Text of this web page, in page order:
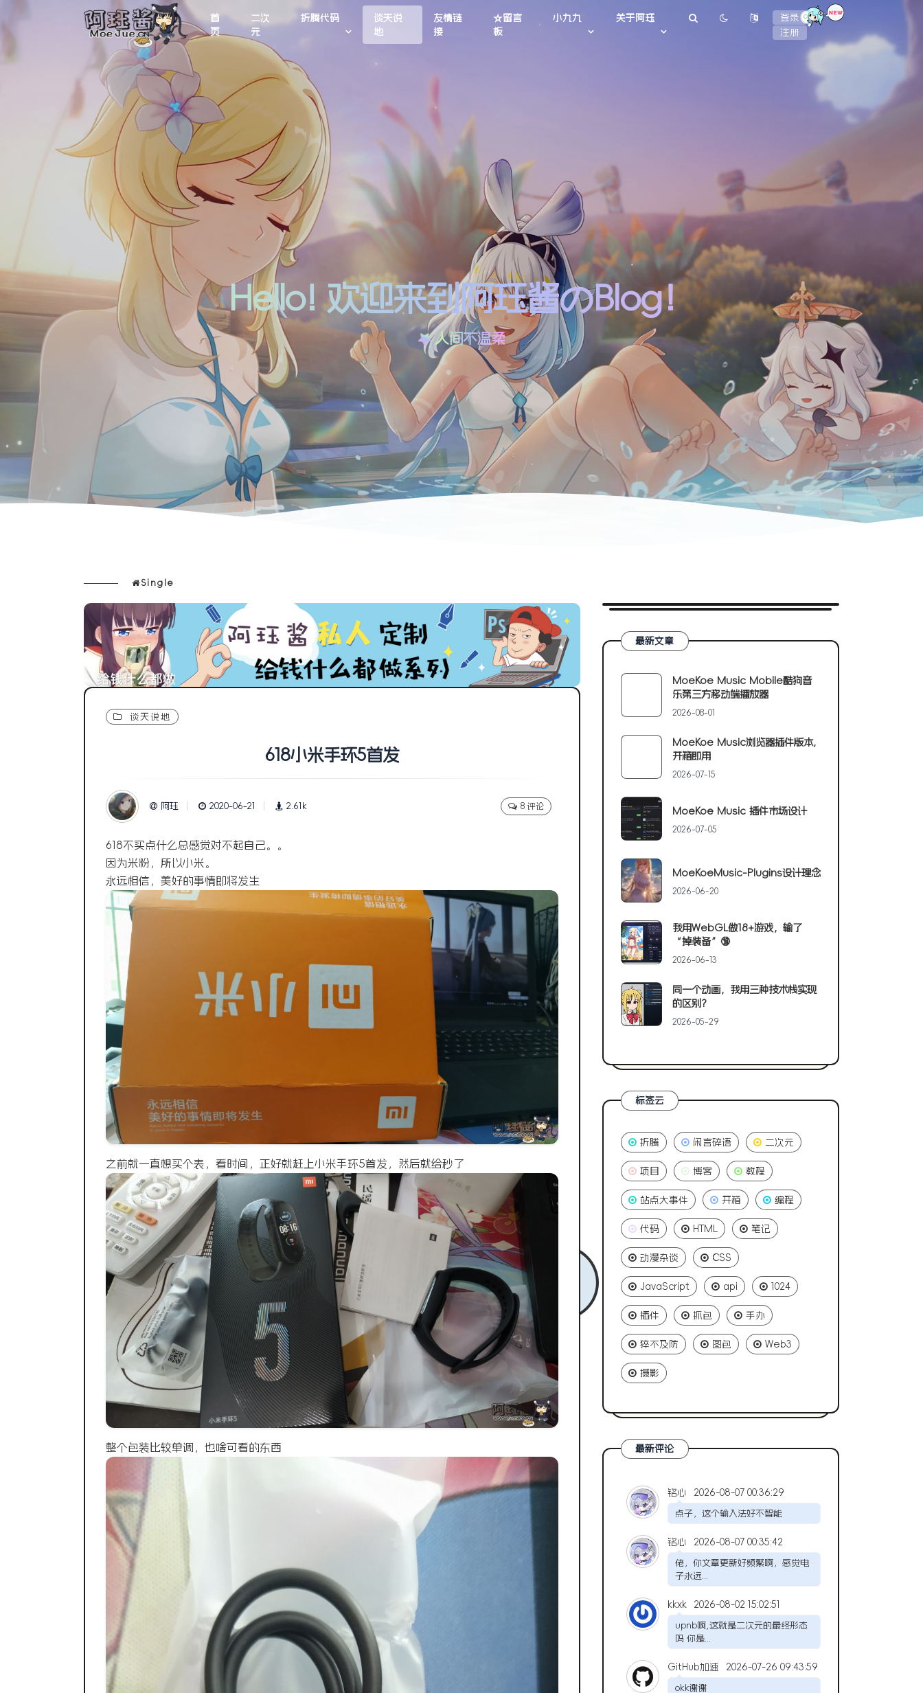
首
页
二次
元
折腾代码
谈天说
地
友情链
接
☆留言
板
小九九 关于阿珏 登录 or
注册
Hello! 欢迎来到阿珏酱のBlog！
人间不温柔
Single
谈天说地
618小米手环5首发
阿珏 2020-06-21 2.61k 8 评论
618不买点什么总感觉对不起自己。。
因为米粉，所以小米。
永远相信，美好的事情即将发生
之前就一直想买个表，看时间，正好就赶上小米手环5首发，然后就给秒了
整个包装比较单调，也啥可看的东西
最新文章
MoeKoe Music Mobile酷狗音
乐第三方移动端播放器
2026-08-01
MoeKoe Music浏览器插件版本,
开箱即用
2026-07-15
MoeKoe Music 插件市场设计
2026-07-05
MoeKoeMusic-Plugins设计理念
2026-06-20
我用WebGL做18+游戏，输了
“掉装备”🔞
2026-06-13
同一个动画，我用三种技术栈实现
的区别?
2026-05-29
标签云
折腾 闲言碎语 二次元
项目 博客 教程
站点大事件 开箱 编程
代码 HTML 笔记
动漫杂谈 CSS
JavaScript api 1024
插件 抓包 手办
猝不及防 图包 Web3
摄影
最新评论
铭心 2026-08-07 00:36:29
点子，这个输入法好不智能
铭心 2026-08-07 00:35:42
佬，你文章更新好频繁啊，感觉电
子永远...
kkxk 2026-08-02 15:02:51
upnb啊,这就是二次元的最终形态
吗 你是...
GitHub加速 2026-07-26 09:43:59
okk谢谢